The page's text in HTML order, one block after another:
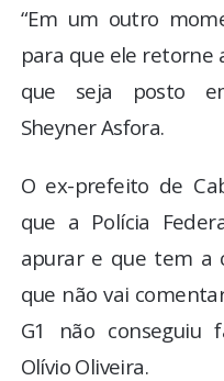
“Em um outro
para que ele retorne
que seja posto
Sheyner Asfora.
O ex-prefeito de
que a Polícia
apurar e que tem a
que não vai
G1 não conseguiu
Olívio Oliveira.